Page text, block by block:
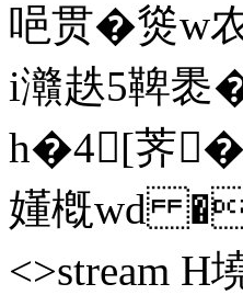
唈贯�熧
i灨趃5鞞褁
h�4[荠�
嬞槪wd
<>stream